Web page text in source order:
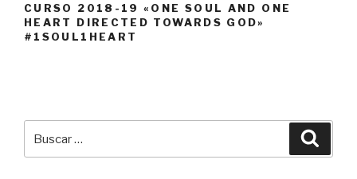
CURSO 2018-19 «ONE SOUL AND ONE
HEART DIRECTED TOWARDS GOD»
#1SOUL1HEART
por: